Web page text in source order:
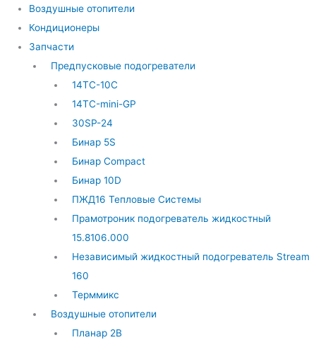
Воздушные отопители
Кондиционеры
Запчасти
Предпусковые подогреватели
14ТС-10С
14ТС-mini-GP
30SP-24
Бинар 5S
Бинар Compact
Бинар 10D
ПЖД16 Тепловые Системы
Прамотроник подогреватель жидкостный
15.8106.000
Независимый жидкостный подогреватель Stream
160
Терммикс
Воздушные отопители
Планар 2В